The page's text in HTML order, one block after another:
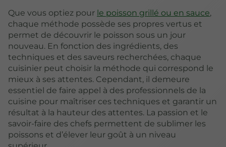
Que vous optiez pour le poisson grillé ou en sauce,
chaque méthode possède ses propres vertus et
permet de découvrir le poisson sous un jour
nouveau. En fonction des ingrédients, des
techniques et des saveurs recherchées, chaque
cuisinier peut choisir la méthode qui correspond le
mieux à ses attentes. Cependant, il demeure
essentiel de faire appel à des professionnels de la
cuisine pour maîtriser ces techniques et garantir un
résultat à la hauteur des attentes. La passion et le
savoir-faire des chefs permettent de sublimer les
poissons et d’élever leur goût à un niveau